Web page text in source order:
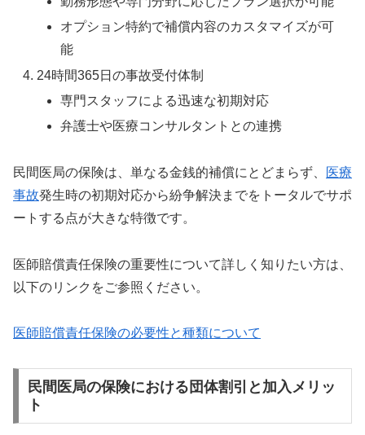
オプション特約で補償内容のカスタマイズが可
能
24時間365日の事故受付体制
専門スタッフによる迅速な初期対応
弁護士や医療コンサルタントとの連携
民間医局の保険は、単なる金銭的補償にとどまらず、
医療
事故発生時の初期対応から紛争解決までをトータルでサポ
ートする点が大きな特徴です。
医師賠償責任保険の重要性について詳しく知りたい方は、
以下のリンクをご参照ください。
医師賠償責任保険の必要性と種類について
民間医局の保険における団体割引と加入メリッ
ト